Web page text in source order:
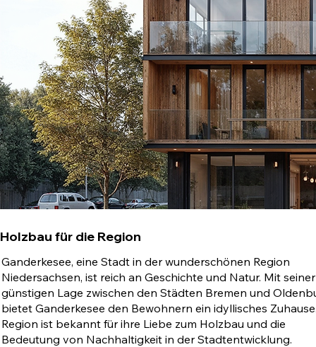
Holzbau für die Region
Ganderkesee, eine Stadt in der wunderschönen Region
Niedersachsen, ist reich an Geschichte und Natur. Mit seiner
günstigen Lage zwischen den Städten Bremen und
bietet Ganderkesee den Bewohnern ein idyllisches
Region ist bekannt für ihre Liebe zum Holzbau und die
Bedeutung von Nachhaltigkeit in der Stadtentwicklung.